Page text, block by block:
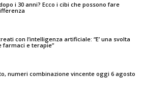
i 30 anni? Ecco i cibi che possono fare
con l’intelligenza artificiale: “E’ una svolta
farmaci e terapie”
numeri combinazione vincente oggi 6 agosto